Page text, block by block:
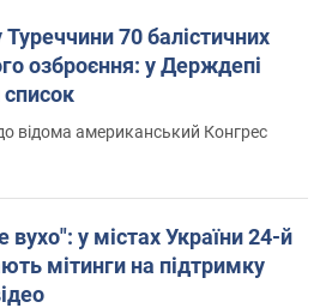
70 балістичних
озброєння: у Держдепі
відома американський Конгрес
вухо": у містах України 24-й
мітинги на підтримку